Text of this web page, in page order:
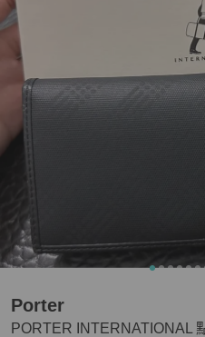
PORTER INTERNATIONAL
Porter